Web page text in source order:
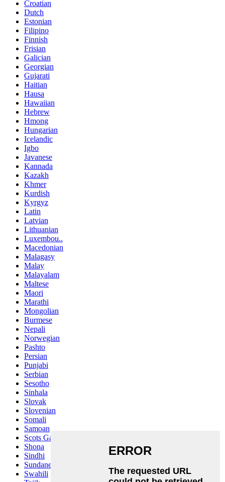
Croatian
Dutch
Estonian
Filipino
Finnish
Frisian
Galician
Georgian
Gujarati
Haitian
Hausa
Hawaiian
Hebrew
Hmong
Hungarian
Icelandic
Igbo
Javanese
Kannada
Kazakh
Khmer
Kurdish
Kyrgyz
Latin
Latvian
Lithuanian
Luxembou..
Macedonian
Malagasy
Malay
Malayalam
Maltese
Maori
Marathi
Mongolian
Burmese
Nepali
Norwegian
Pashto
Persian
Punjabi
Serbian
Sesotho
Sinhala
Slovak
Slovenian
Somali
Samoan
Scots Gaelic
Shona
Sindhi
Sundanese
Swahili